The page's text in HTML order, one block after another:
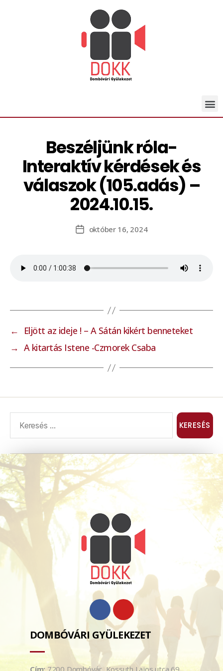
Beszéljünk róla-
Interaktív kérdések és
válaszok (105.adás) –
2024.10.15.
október 16, 2024
←
Eljött az ideje ! – A Sátán kikért benneteket
→ A kitartás Istene -Czmorek Csaba
DOMBÓVÁRI GYÜLEKEZET
Cím: 7200 Dombóvár, Kossuth Lajos utca 69.